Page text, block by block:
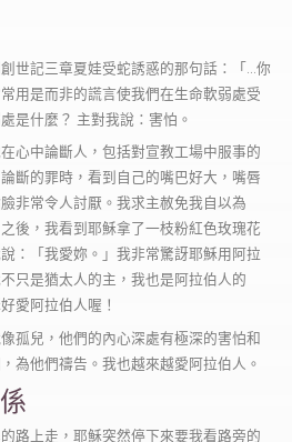
世記三章夏娃受蛇誘惑的那句話：「…你
用是而非的謊言使我們在生命軟弱處受
是什麼？ 主對我說：害怕。
心中論斷人，包括對宣教工場中服事的
斷的罪時，看到自己的嘴巴好大，嘴唇
非常令人討厭。我求主赦免我自以為
後，我看到耶穌拿了一枝粉紅色玫瑰花
：「我愛妳。」我非常驚訝耶穌用阿拉
只是猶太人的主，我也是阿拉伯人的
愛阿拉伯人喔！
孤兒，他們的內心深處有極深的害怕和
為他們禱告。我也越來越愛阿拉伯人。
路上走，耶穌突然停下來要我看路旁的